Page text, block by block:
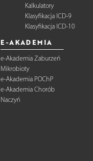
Kalkulatory
Klasyfikacja ICD-9
Klasyfikacja ICD-10
E-AKADEMIA
e-Akademia Zaburzeń
Mikrobioty
e-Akademia POChP
e-Akademia Chorób
Naczyń